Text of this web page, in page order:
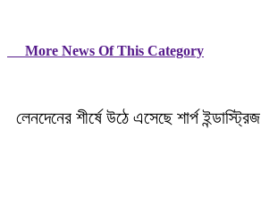
More News Of This Category
লেনদেনের শীর্ষে উঠে এসেছে শার্প ইন্ডাস্ট্রিজ